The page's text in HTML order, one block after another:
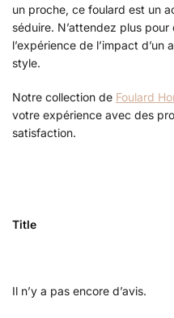
un proche, ce foulard est un
séduire. N’attendez plus
l’expérience de l’impact
style.
Notre collection de Foulard
votre expérience avec des
satisfaction.
Title
Il n’y a pas encore d’avis.